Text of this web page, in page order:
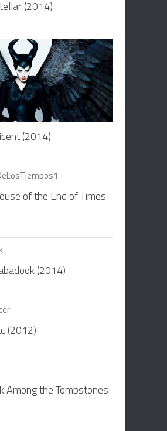
(2014)
(2014)
of the End of Times
(2014)
(2012)
Among the Tombstones